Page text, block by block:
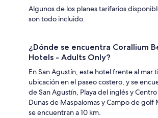
Algunos de los planes tarifarios
son todo incluido.
¿Dónde se encuentra Corallium
Hotels - Adults Only?
En San Agustín, este hotel frente al mar
ubicación en el paseo costero, y se
de San Agustín, Playa del inglés y
Dunas de Maspalomas y Campo de golf
se encuentran a 10 km.